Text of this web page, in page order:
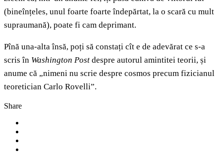
(bineînțeles, unul foarte foarte îndepărtat, la o scară cu mult
supraumană), poate fi cam deprimant.
Pînă una-alta însă, poți să constați cît e de adevărat ce s-a
scris în Washington Post despre autorul amintitei teorii, și
anume că „nimeni nu scrie despre cosmos precum fizicianul
teoretician Carlo Rovelli”.
Share